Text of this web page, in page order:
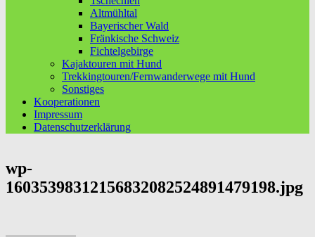
Altmühltal
Bayerischer Wald
Fränkische Schweiz
Fichtelgebirge
Kajaktouren mit Hund
Trekkingtouren/Fernwanderwege mit Hund
Sonstiges
Kooperationen
Impressum
Datenschutzerklärung
wp-
16035398312156832082524891479198.jpg